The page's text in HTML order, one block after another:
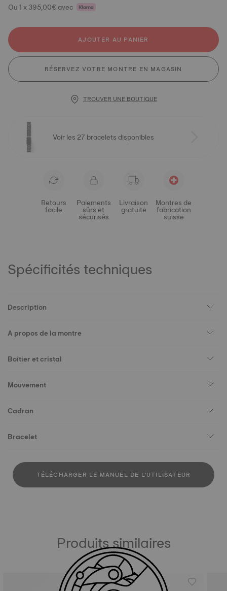
Ou 1 x 395,00€ avec
AJOUTER AU PANIER
RÉSERVEZ VOTRE MONTRE EN MAGASIN
TROUVER UNE BOUTIQUE
Voir les 27 bracelets disponibles
Retours
facile
Paiements
sûrs et
sécurisés
Livraison
gratuite
Montres de
fabrication
suisse
Spécificités techniques
Description
A propos de la montre
Boîtier et cristal
Mouvement
Cadran
Bracelet
TÉLÉCHARGER LE MANUEL DE L'UTILISATEUR
Produits similaires